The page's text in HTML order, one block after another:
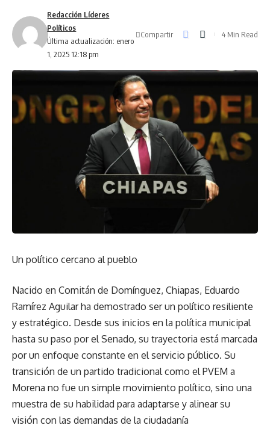
Última actualización: enero
1, 2025 12:18 pm
Redacción Líderes
Políticos
Compartir 4 Min Read
Un político cercano al pueblo
Nacido en Comitán de Domínguez, Chiapas, Eduardo
Ramírez Aguilar ha demostrado ser un político resiliente
y estratégico. Desde sus inicios en la política municipal
hasta su paso por el Senado, su trayectoria está marcada
por un enfoque constante en el servicio público. Su
transición de un partido tradicional como el PVEM a
Morena no fue un simple movimiento político, sino una
muestra de su habilidad para adaptarse y alinear su
visión con las demandas de la ciudadanía